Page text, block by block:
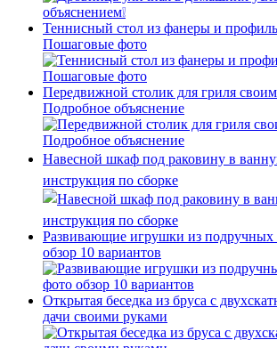
Теннисный стол из фанеры и
Пошаговые фото
Передвижной столик для гриля
Подробное объяснение
Навесной шкаф под раковину в
инструкция по сборке
Развивающие игрушки из подручных
обзор 10 вариантов
Открытая беседка из бруса с
дачи своими руками